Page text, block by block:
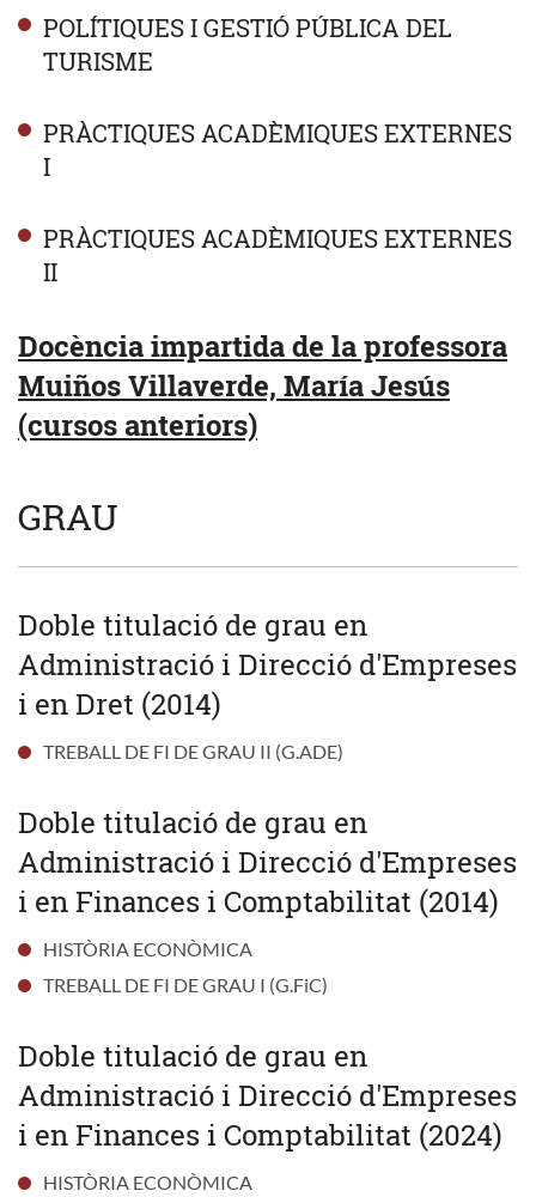
POLÍTIQUES I GESTIÓ PÚBLICA DEL
TURISME
PRÀCTIQUES ACADÈMIQUES EXTERNES
I
PRÀCTIQUES ACADÈMIQUES EXTERNES
II
Docència impartida de la professora
Muiños Villaverde, María Jesús
(cursos anteriors)
GRAU
Doble titulació de grau en
Administració i Direcció d'Empreses
i en Dret (2014)
TREBALL DE FI DE GRAU II (G.ADE)
Doble titulació de grau en
Administració i Direcció d'Empreses
i en Finances i Comptabilitat (2014)
HISTÒRIA ECONÒMICA
TREBALL DE FI DE GRAU I (G.FiC)
Doble titulació de grau en
Administració i Direcció d'Empreses
i en Finances i Comptabilitat (2024)
HISTÒRIA ECONÒMICA